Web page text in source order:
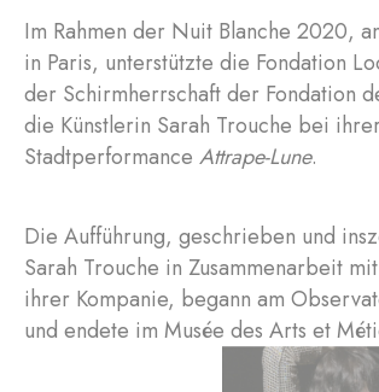
Im Rahmen der Nuit Blanche 2020,
in Paris, unterstützte die Fondation
der Schirmherrschaft der Fondation
die Künstlerin Sarah Trouche bei
Stadtperformance Attrape-Lune.
Die Aufführung, geschrieben und
Sarah Trouche in Zusammenarbeit
ihrer Kompanie, begann am
und endete im Musée des Arts et